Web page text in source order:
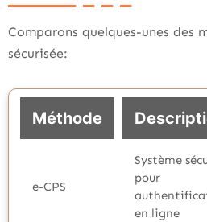
Comparons quelques-unes des
sécurisée:
Méthode
e-CPS
Système
pour
en ligne